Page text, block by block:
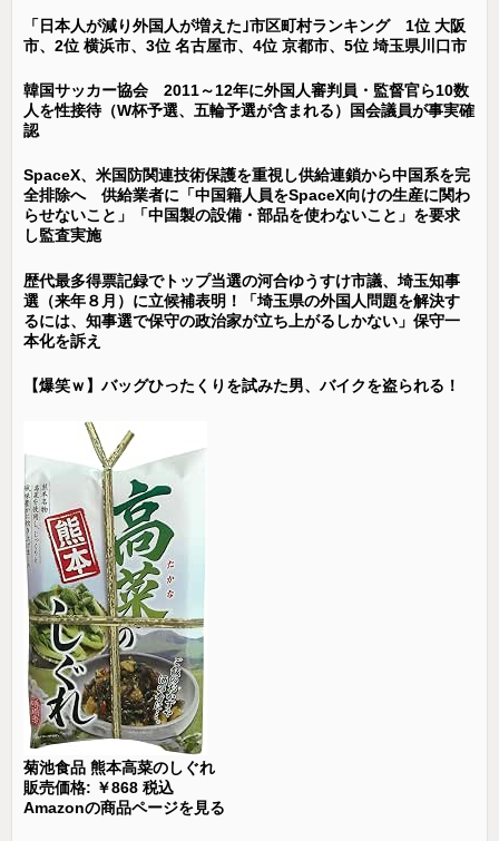
「日本人が減り外国人が増えた｣市区町村ランキング 1位 大阪
市、2位 横浜市、3位 名古屋市、4位 京都市、5位 埼玉県川口市
韓国サッカー協会 2011～12年に外国人審判員・監督官ら10数
人を性接待（W杯予選、五輪予選が含まれる）国会議員が事実確
認
SpaceX、米国防関連技術保護を重視し供給連鎖から中国系を完
全排除へ 供給業者に「中国籍人員をSpaceX向けの生産に関わ
らせないこと」「中国製の設備・部品を使わないこと」を要求
し監査実施
歴代最多得票記録でトップ当選の河合ゆうすけ市議、埼玉知事
選（来年８月）に立候補表明！「埼玉県の外国人問題を解決す
るには、知事選で保守の政治家が立ち上がるしかない」保守一
本化を訴え
【爆笑ｗ】バッグひったくりを試みた男、バイクを盗られる！
菊池食品 熊本高菜のしぐれ
販売価格: ￥868 税込
Amazonの商品ページを見る